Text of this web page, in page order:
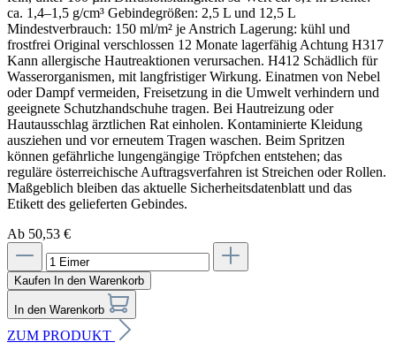
Ab 50,53 €
Kaufen In den Warenkorb
In den Warenkorb
ZUM PRODUKT